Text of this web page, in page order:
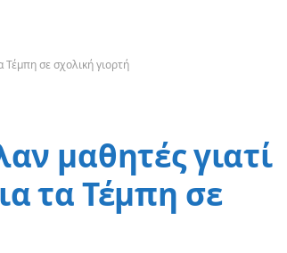
σε σχολική γιορτή
μαθητές γιατί
τα Τέμπη σε